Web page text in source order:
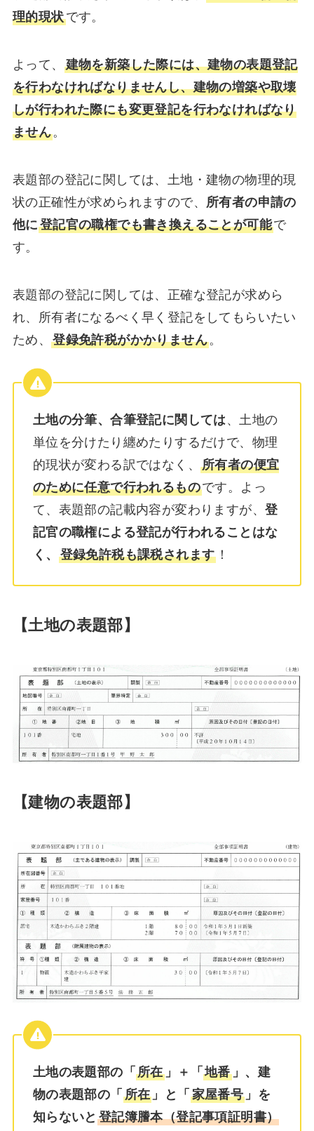
理的現状です。
よって、 建物を新築した際には、建物の表題登記
を行わなければなりませんし、建物の増築や取壊
しが行われた際にも変更登記を行わなければなり
ません。
表題部の登記に関しては、土地・建物の物理的現
状の正確性が求められますので、
所有者の申請の
他に登記官の職権でも書き換えることが可能で
す。
表題部の登記に関しては、正確な登記が求めら
れ、所有者になるべく早く登記をしてもらいたい
ため、登録免許税がかかりません。
土地の分筆、合筆登記に関しては、土地の
単位を分けたり纏めたりするだけで、物理
的現状が変わる訳ではなく、所有者の便宜
のために任意で行われるものです。よっ
て、表題部の記載内容が変わりますが、登
記官の職権による登記が行われることはな
く、 登録免許税も課税されます ！
【土地の表題部】
【建物の表題部】
土地の表題部の「所在」＋「地番」、建
物の表題部の「 所在 」と「 家屋番号 」を
知らないと 登記簿謄本（登記事項証明書）